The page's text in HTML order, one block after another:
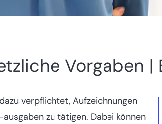
Vorgaben
verpflichtet, Aufzeichnungen
zu tätigen. Dabei können